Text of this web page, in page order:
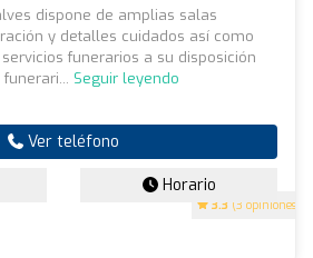
3.3 (3 opiniones)
dispone de amplias salas
y detalles cuidados así como
funerarios a su disposición
Seguir leyendo
Ver teléfono
Horario